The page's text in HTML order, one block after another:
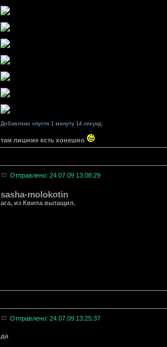
Добавлено спустя 1 минуту 14 секунд:
там лишние есть конешно
Отправлено: 24.07.09 13:08:29
sasha-molokotin
ага, из Квипа вытащил.
Отправлено: 24.07.09 13:25:37
да